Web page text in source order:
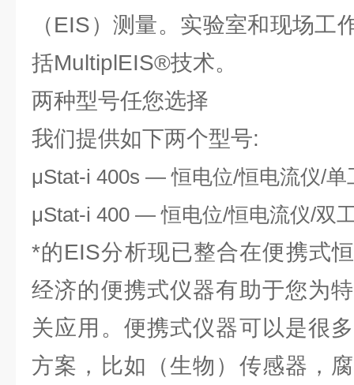
（EIS）测量。实验室和现场工
括MultiplEIS®技术。
两种型号任您选择
我们提供如下两个型号:
μStat-i 400s — 恒电位/恒电流仪/单
μStat-i 400 — 恒电位/恒电流仪/双
*的EIS分析现已整合在便携式
经济的便携式仪器有助于您为
关应用。便携式仪器可以是很
方案，比如（生物）传感器，